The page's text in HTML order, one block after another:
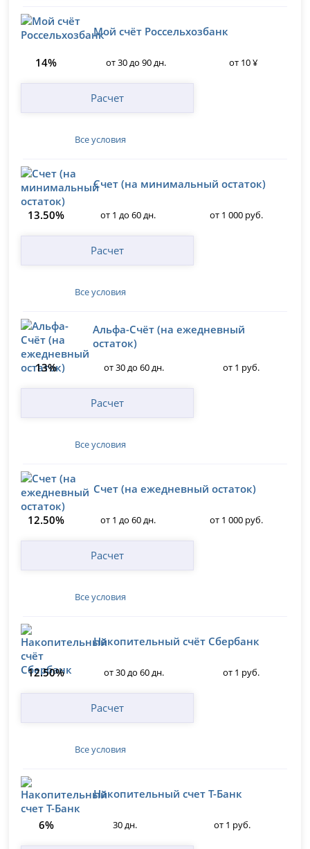
Мой счёт Россельхозбанк
14% от 30 до 90 дн. от 10 ¥
Расчет
Все условия
Счет (на минимальный остаток)
13.50% от 1 до 60 дн. от 1 000 руб.
Расчет
Все условия
Альфа-Счёт (на ежедневный
остаток)
13%
от 30 до 60 дн. от 1 руб.
Расчет
Все условия
Счет (на ежедневный остаток)
12.50% от 1 до 60 дн. от 1 000 руб.
Расчет
Все условия
Накопительный счёт Сбербанк
12.50% от 30 до 60 дн. от 1 руб.
Расчет
Все условия
Накопительный счет Т-Банк
6% 30 дн. от 1 руб.